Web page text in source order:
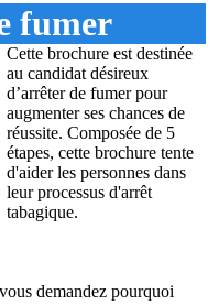
fumer
Cette brochure est destinée
au candidat désireux
d’arrêter de fumer pour
augmenter ses chances de
réussite. Composée de 5
étapes, cette brochure tente
d'aider les personnes dans
leur processus d'arrêt
tabagique.
demandez pourquoi